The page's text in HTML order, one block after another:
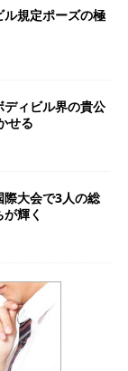
規定ポーズの極
ディビル界の貴公
せる
大会で3人の総
輝く